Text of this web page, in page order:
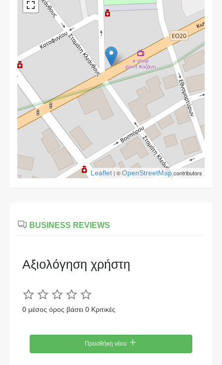
Leaflet | ©OpenStreetMapcontributors
BUSINESS REVIEWS
Αξιολόγηση χρήστη
0 μέσος όρος βάσει 0 Κριτικές
Προσθήκη νέου